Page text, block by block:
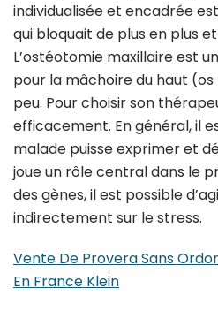
individualisée et encadrée
qui bloquait de plus en plus
L’ostéotomie maxillaire est
pour la mâchoire du haut
peu. Pour choisir son
efficacement. En général, il
malade puisse exprimer et
joue un rôle central dans le
des gènes, il est possible
indirectement sur le stress.
Vente De Provera Sans
En France Klein